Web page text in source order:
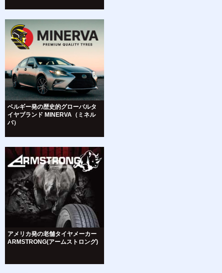
ベルギー発の歴史的グローバルタ
イヤブランド MINERVA（ミネル
バ）
アメリカ発の老舗タイヤメーカー
ARMSTRONG(アームストロング)